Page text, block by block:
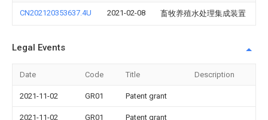
CN202120353637.4U 2021-02-08 畜牧养殖水处理集成装置
Legal Events
Date Code Title Description
2021-11-02 GR01 Patent grant
2021-11-02 GR01 Patent grant